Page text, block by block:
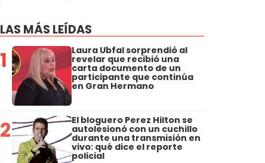
LAS MÁS LEÍDAS
1 Laura Ubfal sorprendió al
revelar que recibió una
carta documento de un
participante que continúa
en Gran Hermano
2 El bloguero Perez Hilton se
autolesionó con un cuchillo
durante una transmisión en
vivo: qué dice el reporte
policial